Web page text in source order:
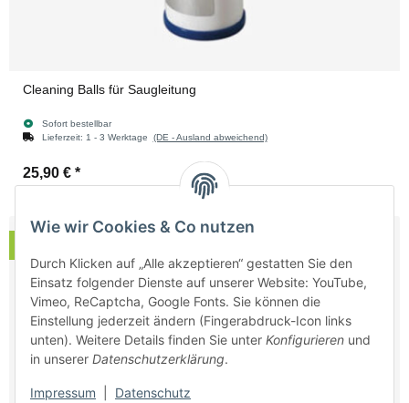
Cleaning Balls für Saugleitung
Sofort bestellbar
Lieferzeit: 1 - 3 Werktage (DE - Ausland abweichend)
25,90 € *
Wie wir Cookies & Co nutzen
Durch Klicken auf „Alle akzeptieren“ gestatten Sie den
Einsatz folgender Dienste auf unserer Website: YouTube,
Vimeo, ReCaptcha, Google Fonts. Sie können die
Einstellung jederzeit ändern (Fingerabdruck-Icon links
unten). Weitere Details finden Sie unter Konfigurieren und
in unserer Datenschutzerklärung.
Impressum Datenschutz